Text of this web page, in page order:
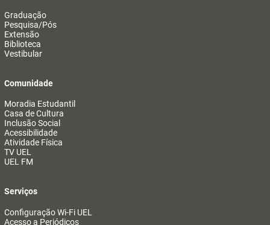
Graduação
Pesquisa/Pós
Extensão
Biblioteca
Vestibular
Comunidade
Moradia Estudantil
Casa de Cultura
Inclusão Social
Acessibilidade
Atividade Física
TV UEL
UEL FM
Serviços
Configuração Wi-Fi UEL
Acesso a Periódicos